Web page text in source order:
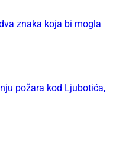
znaka koja bi mogla
požara kod Ljubotića,